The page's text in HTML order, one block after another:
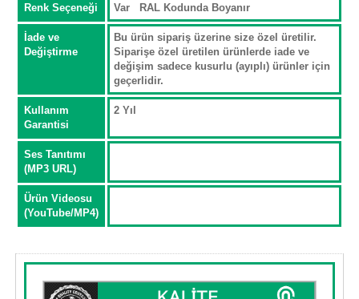
Renk Seçeneği Var RAL Kodunda Boyanır
İade ve
Değiştirme
Bu ürün sipariş üzerine size özel üretilir.
Siparişe özel üretilen ürünlerde iade ve
değişim sadece kusurlu (ayıplı) ürünler için
geçerlidir.
Kullanım
Garantisi
2 Yıl
Ses Tanıtımı
(MP3 URL)
Ürün Videosu
(YouTube/MP4)